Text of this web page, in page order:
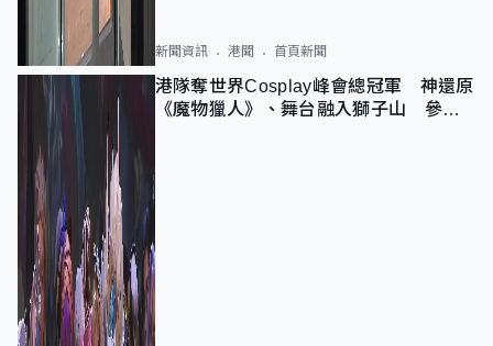
新聞資訊 港聞 首頁新聞
港隊奪世界Cosplay峰會總冠軍 神還原
《魔物獵人》、舞台融入獅子山 參賽